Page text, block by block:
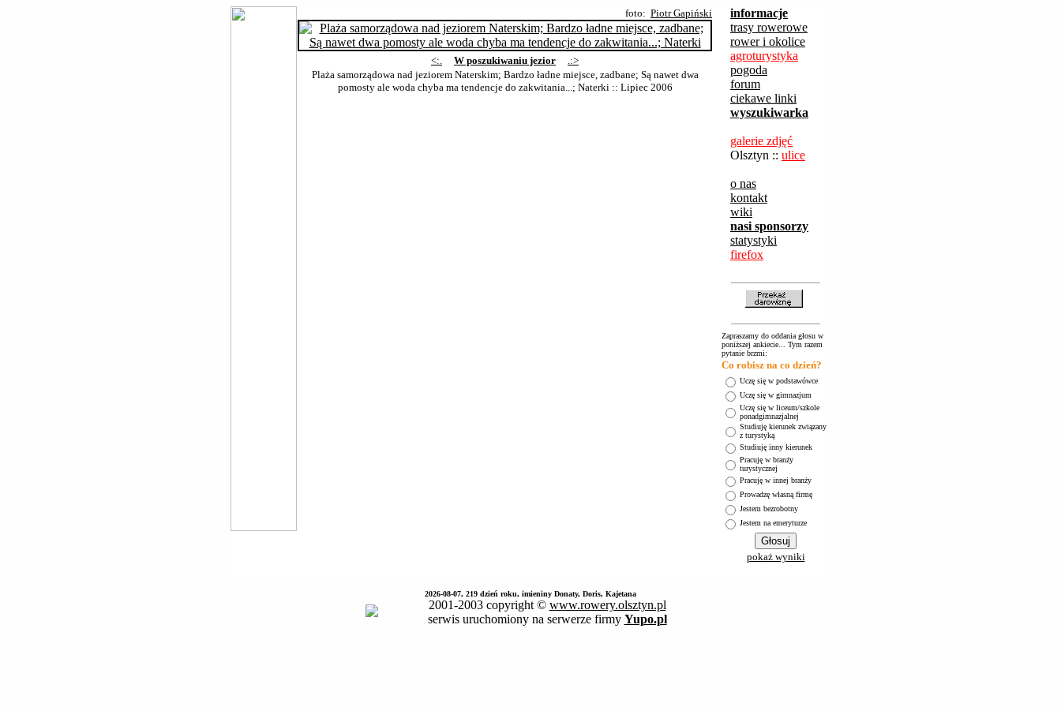
foto: Piotr Gapiński
<:. W poszukiwaniu jezior
.:>
Plaża samorządowa nad jeziorem Naterskim; Bardzo ładne miejsce, zadbane; Są nawet dwa
pomosty ale woda chyba ma tendencje do zakwitania...; Naterki:: Lipiec 2006
informacje
trasy rowerowe
rower i okolice
agroturystyka
pogoda
forum
ciekawe linki
wyszukiwarka
galerie zdjęć
Olsztyn :: ulice
o nas
kontakt
wiki
nasi sponsorzy
statystyki
firefox
Zapraszamy do oddania głosu w
poniższej ankiecie... Tym razem
pytanie brzmi:
Co robisz na co dzień?
Uczę się w podstawówce
Uczę się w gimnazjum
Uczę się w liceum/szkole
ponadgimnazjalnej
Studiuję kierunek związany
z turystyką
Studiuję inny kierunek
Pracuję w branży
turystycznej
Pracuję w innej branży
Prowadzę własną firmę
Jestem bezrobotny
Jestem na emeryturze
pokaż wyniki
2026-08-07, 219 dzień roku, imieniny Donaty, Doris, Kajetana
2001-2003 copyright © www.rowery.olsztyn.pl
serwis uruchomiony na serwerze firmy Yupo.pl